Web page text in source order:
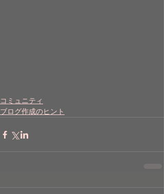
コミュニティ
ブログ作成のヒント